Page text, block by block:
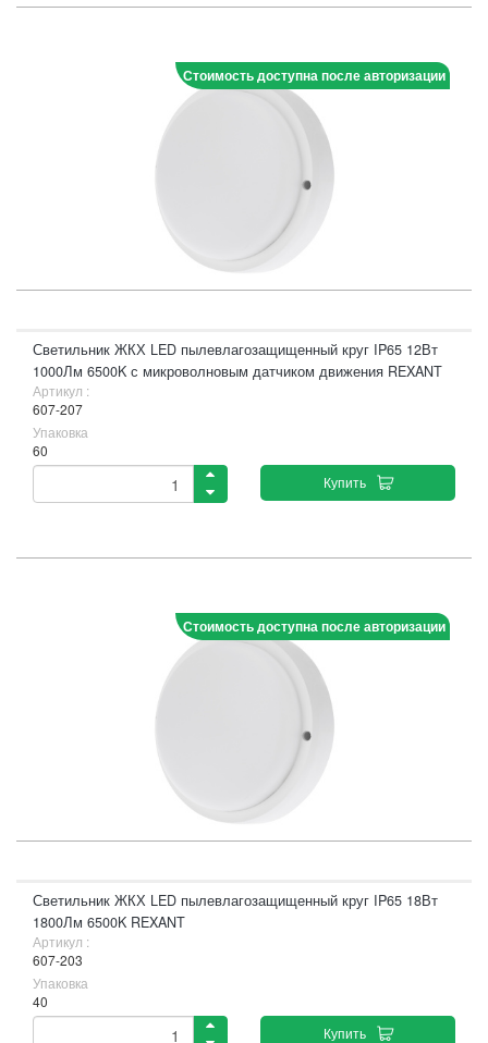
Стоимость доступна после авторизации
Светильник ЖКХ LED пылевлагозащищенный круг IP65 12Вт
1000Лм 6500K с микроволновым датчиком движения REXANT
Артикул :
607-207
Упаковка
60
Купить
Стоимость доступна после авторизации
Светильник ЖКХ LED пылевлагозащищенный круг IP65 18Вт
1800Лм 6500K REXANT
Артикул :
607-203
Упаковка
40
Купить